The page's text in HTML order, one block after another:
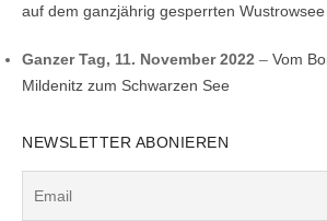
auf dem ganzjährig gesperrten
Ganzer Tag, 11. November 2022 – Vom
Mildenitz zum Schwarzen See
NEWSLETTER ABONIEREN